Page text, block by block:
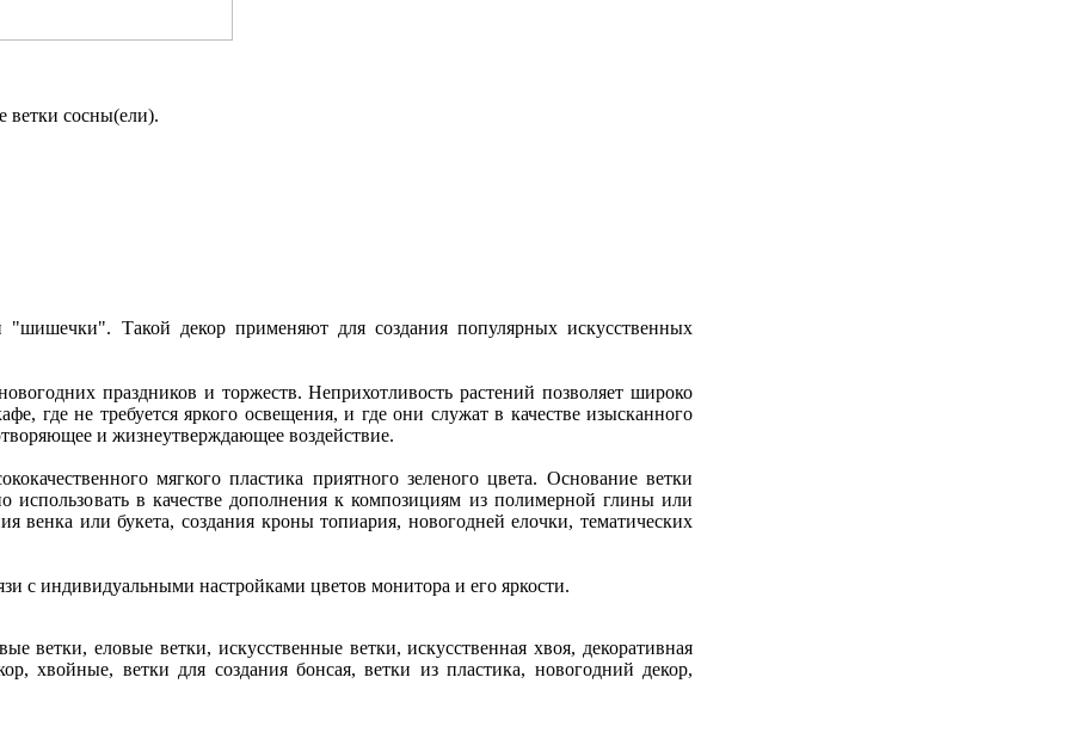
ветки сосны(ели).
Такой декор применяют для создания популярных искусственных
праздников и торжеств. Неприхотливость растений позволяет широко
где не требуется яркого освещения, и где они служат в качестве изысканного
и жизнеутверждающее воздействие.
мягкого пластика приятного зеленого цвета. Основание ветки
в качестве дополнения к композициям из полимерной глины или
венка или букета, создания кроны топиария, новогодней елочки, тематических
с индивидуальными настройками цветов монитора и его яркости.
ветки, еловые ветки, искусственные ветки, искусственная хвоя, декоративная
хвойные, ветки для создания бонсая, ветки из пластика, новогодний декор,